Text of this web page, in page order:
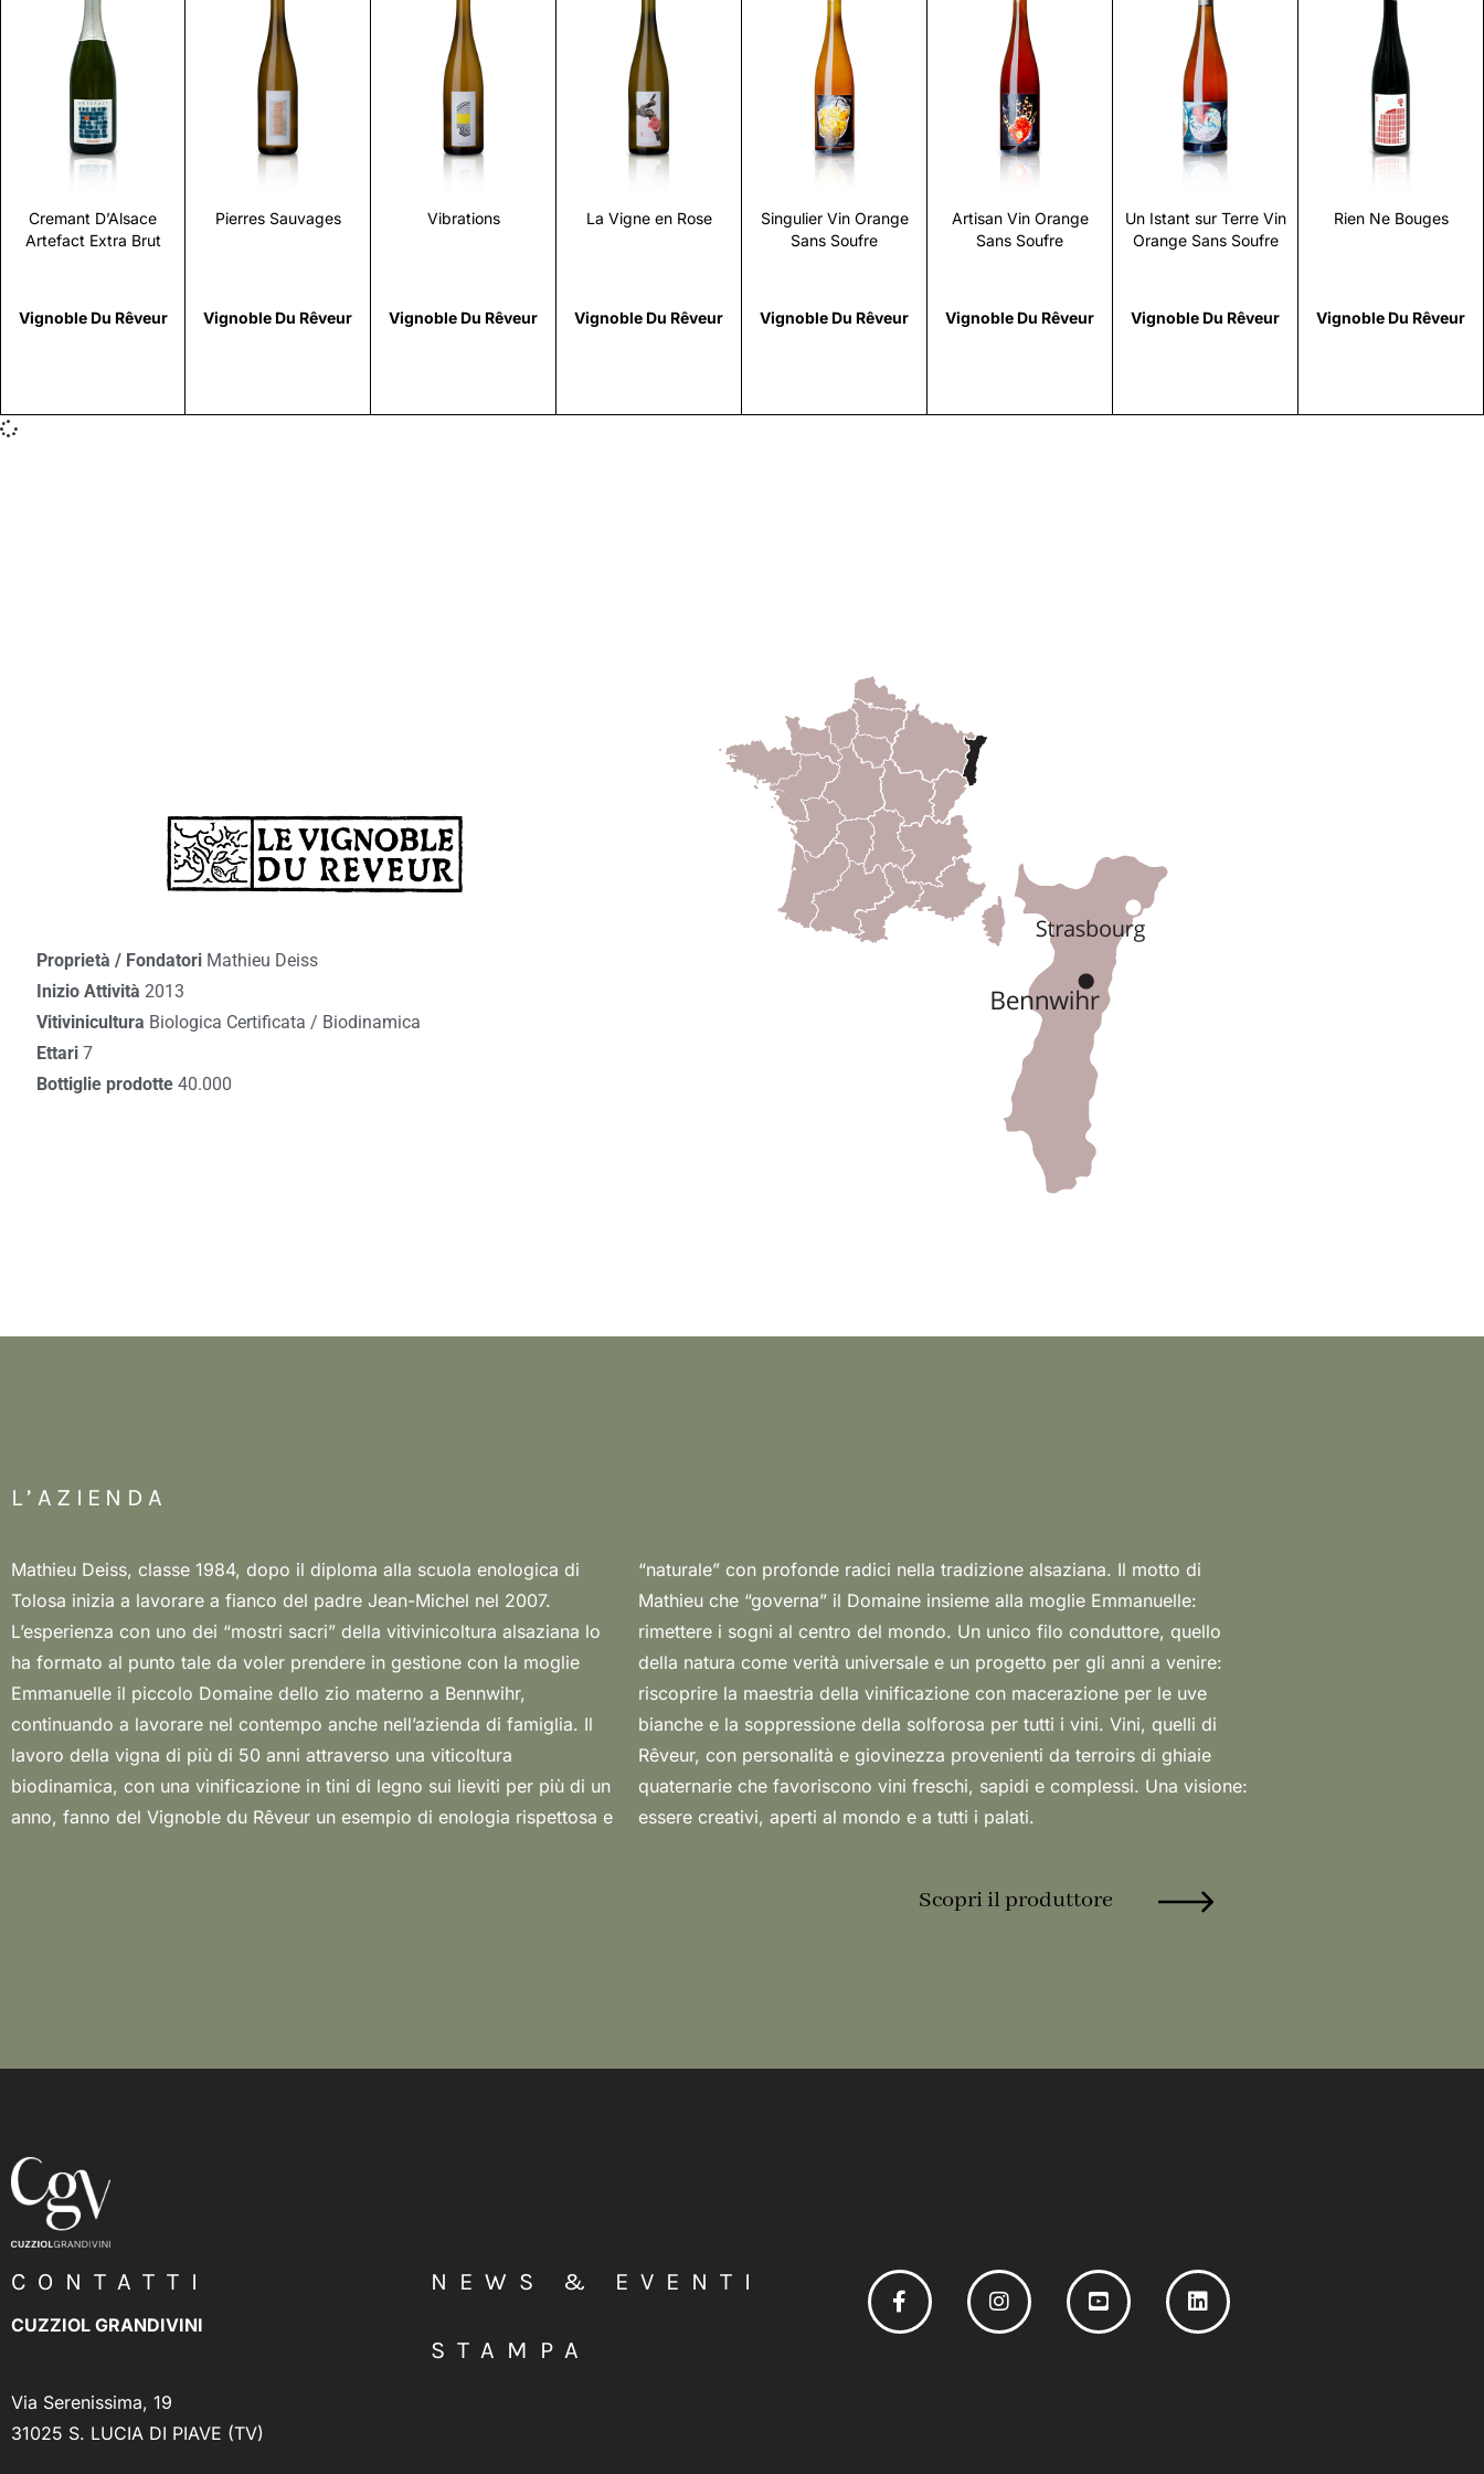
Cremant D’Alsace
Artefact Extra Brut
Vignoble Du Rêveur
Scopri
Pierres Sauvages
Vignoble Du Rêveur
Scopri
Vibrations
Vignoble Du Rêveur
Scopri
La Vigne en Rose
Vignoble Du Rêveur
Scopri
Singulier Vin Orange
Sans Soufre
Vignoble Du Rêveur
Scopri
Artisan Vin Orange
Sans Soufre
Vignoble Du Rêveur
Scopri
Un Istant sur Terre Vin
Orange Sans Soufre
Vignoble Du Rêveur
Scopri
Rien Ne Bouges
Vignoble Du Rêveur
Scopri
Proprietà / Fondatori Mathieu Deiss
Inizio Attività 2013
Vitivinicultura Biologica Certificata / Biodinamica
Ettari 7
Bottiglie prodotte 40.000
L’AZIENDA
Mathieu Deiss, classe 1984, dopo il diploma alla scuola enologica di
Tolosa inizia a lavorare a fianco del padre Jean-Michel nel 2007.
L’esperienza con uno dei “mostri sacri” della vitivinicoltura alsaziana lo
ha formato al punto tale da voler prendere in gestione con la moglie
Emmanuelle il piccolo Domaine dello zio materno a Bennwihr,
continuando a lavorare nel contempo anche nell’azienda di famiglia. Il
lavoro della vigna di più di 50 anni attraverso una viticoltura
biodinamica, con una vinificazione in tini di legno sui lieviti per più di un
anno, fanno del Vignoble du Rêveur un esempio di enologia rispettosa e
“naturale” con profonde radici nella tradizione alsaziana. Il motto di
Mathieu che “governa” il Domaine insieme alla moglie Emmanuelle:
rimettere i sogni al centro del mondo. Un unico filo conduttore, quello
della natura come verità universale e un progetto per gli anni a venire:
riscoprire la maestria della vinificazione con macerazione per le uve
bianche e la soppressione della solforosa per tutti i vini. Vini, quelli di
Rêveur, con personalità e giovinezza provenienti da terroirs di ghiaie
quaternarie che favoriscono vini freschi, sapidi e complessi. Una visione:
essere creativi, aperti al mondo e a tutti i palati.
Scopri il produttore
CONTATTI
CUZZIOL GRANDIVINI
Via Serenissima, 19
31025 S. LUCIA DI PIAVE (TV)
NEWS & EVENTI
STAMPA